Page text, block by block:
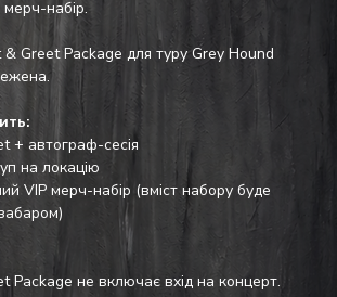
набір.
& Greet Package для туру Grey Hound
+ автограф-сесія
на локацію
VIP мерч-набір (вміст набору буде
Package не включає вхід на концерт.